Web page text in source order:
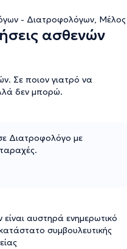
- Διατροφολόγων, Μέλος
ασθενών
Σε ποιον γιατρό να
δεν μπορώ.
Διατροφολόγο με
αυστηρά ενημερωτικό
συμβουλευτικής